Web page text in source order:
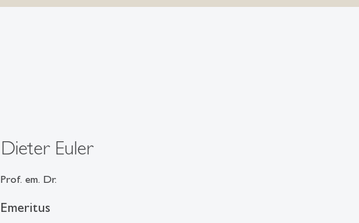
Dieter Euler
Prof. em. Dr.
Emeritus